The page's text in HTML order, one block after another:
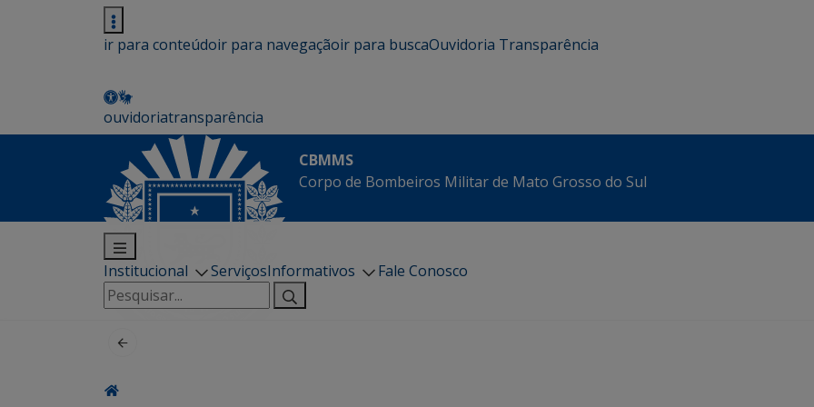
ir para conteúdoir para navegaçãoir para buscaOuvidoria Transparência
ouvidoriatransparência
CBMMS
Corpo de Bombeiros Militar de Mato Grosso do Sul
Institucional ServiçosInformativos
Fale Conosco
Pesquisar
por: